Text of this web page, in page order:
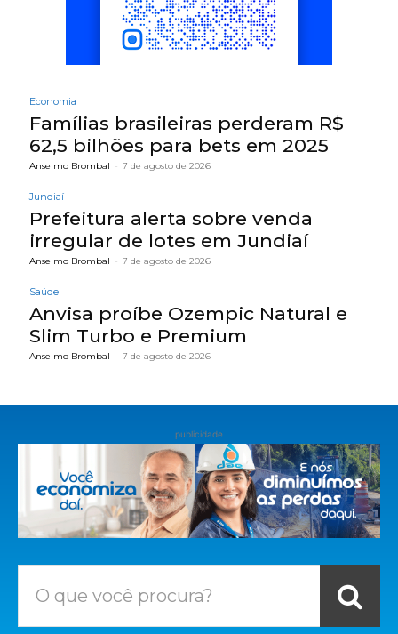
Economia
Famílias brasileiras perderam R$
62,5 bilhões para bets em 2025
Anselmo Brombal - 7 de agosto de 2026
Jundiaí
Prefeitura alerta sobre venda
irregular de lotes em Jundiaí
Anselmo Brombal - 7 de agosto de 2026
Saúde
Anvisa proíbe Ozempic Natural e
Slim Turbo e Premium
Anselmo Brombal - 7 de agosto de 2026
publicidade
O que você procura?